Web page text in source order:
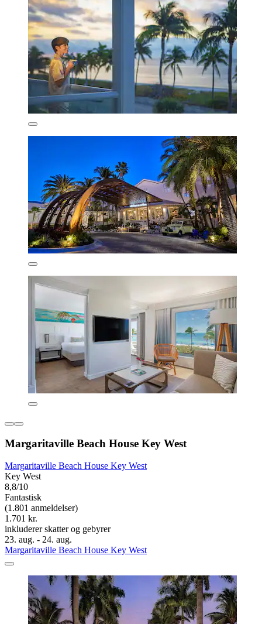
Margaritaville Beach House Key West
Margaritaville Beach House Key West
Key West
8,8/10
Fantastisk
(1.801 anmeldelser)
1.701 kr.
inkluderer skatter og gebyrer
23. aug. - 24. aug.
Margaritaville Beach House Key West